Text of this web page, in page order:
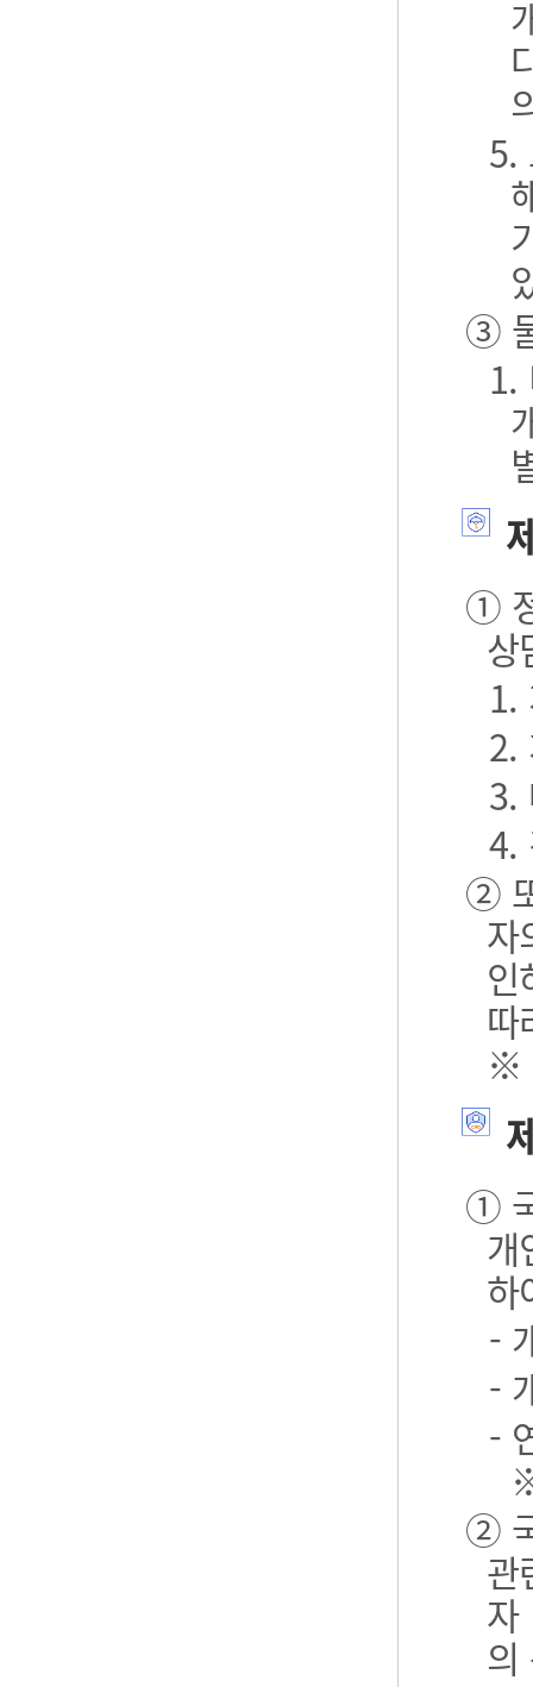
5.
③
1.
①
상
1.
2.
3.
4.
②
자
인
따
※
①
개
하
-
-
-
②
관
자
의